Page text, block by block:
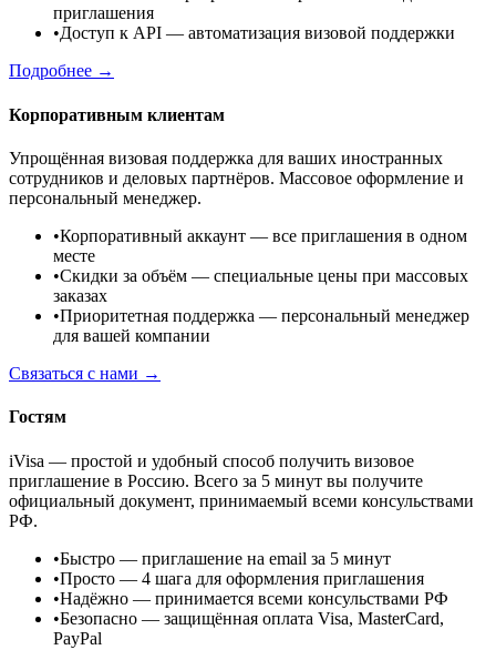
приглашения
•Доступ к API — автоматизация визовой поддержки
Подробнее →
Корпоративным клиентам
Упрощённая визовая поддержка для ваших иностранных
сотрудников и деловых партнёров. Массовое оформление и
персональный менеджер.
•Корпоративный аккаунт — все приглашения в одном
месте
•Скидки за объём — специальные цены при массовых
заказах
•Приоритетная поддержка — персональный менеджер
для вашей компании
Связаться с нами →
Гостям
iVisa — простой и удобный способ получить визовое
приглашение в Россию. Всего за 5 минут вы получите
официальный документ, принимаемый всеми консульствами
РФ.
•Быстро — приглашение на email за 5 минут
•Просто — 4 шага для оформления приглашения
•Надёжно — принимается всеми консульствами РФ
•Безопасно — защищённая оплата Visa, MasterCard,
PayPal